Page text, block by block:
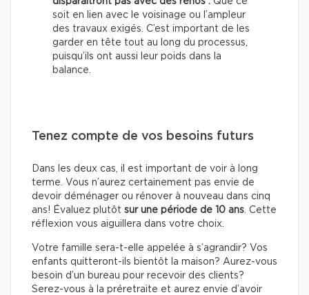
soit en lien avec le voisinage ou l’ampleur
des travaux exigés. C’est important de les
garder en tête tout au long du processus,
puisqu’ils ont aussi leur poids dans la
balance.
Tenez compte de vos besoins futurs
Dans les deux cas, il est important de voir à long
terme. Vous n’aurez certainement pas envie de
devoir déménager ou rénover à nouveau dans cinq
ans! Évaluez plutôt sur une période de 10 ans . Cette
réflexion vous aiguillera dans votre choix.
Votre famille sera-t-elle appelée à s’agrandir? Vos
enfants quitteront-ils bientôt la maison? Aurez-vous
besoin d’un bureau pour recevoir des clients?
Serez-vous à la préretraite et aurez envie d’avoir